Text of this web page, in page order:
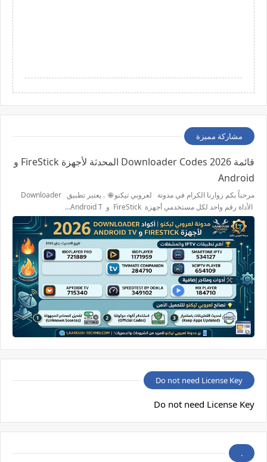
مشاركة مميزة
قائمة 2026 Downloader Codes المحدثة لأجهزة FireStick و
Android
مرحباً بكم زوارنا الكرام في مدونة لعروبي تيكنو 🌐 . يعتبر تطبيق Downloader
الأداة رقم واحد لكل مستخدمي أجهزة FireStick و Android T…
Do not need License Key
Do not need License Key
.